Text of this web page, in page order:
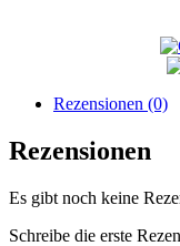
Rezensionen (0)
Rezensionen
Es gibt noch keine
Schreibe die erste